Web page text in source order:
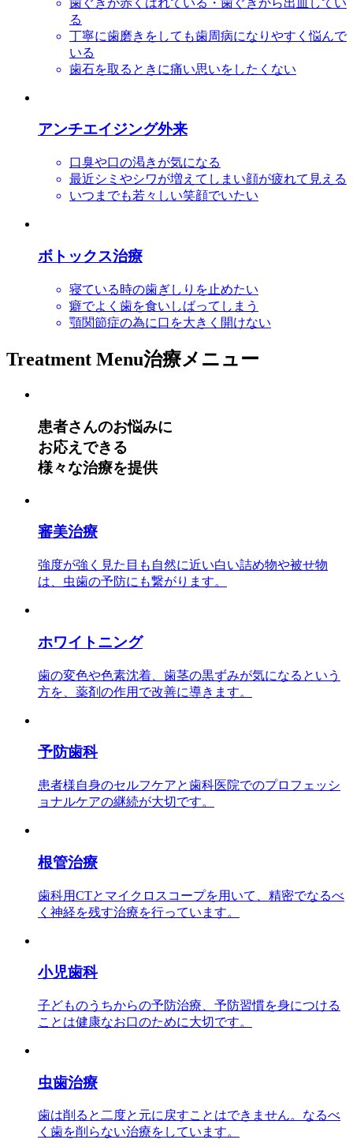
る
丁寧に歯磨きをしても歯周病になりやすく悩んで
いる
歯石を取るときに痛い思いをしたくない
アンチエイジング外来
口臭や口の渇きが気になる
最近シミやシワが増えてしまい顔が疲れて見える
いつまでも若々しい笑顔でいたい
ボトックス治療
寝ている時の歯ぎしりを止めたい
癖でよく歯を食いしばってしまう
顎関節症の為に口を大きく開けない
Treatment Menu治療メニュー
患者さんのお悩みに
お応えできる
様々な治療を提供
審美治療
強度が強く見た目も自然に近い白い詰め物や被せ物
は、虫歯の予防にも繋がります。
ホワイトニング
歯の変色や色素沈着、歯茎の黒ずみが気になるという
方を、薬剤の作用で改善に導きます。
予防歯科
患者様自身のセルフケアと歯科医院でのプロフェッシ
ョナルケアの継続が大切です。
根管治療
歯科用CTとマイクロスコープを用いて、精密でなるべ
く神経を残す治療を行っています。
小児歯科
子どものうちからの予防治療、予防習慣を身につける
ことは健康なお口のために大切です。
虫歯治療
歯は削ると二度と元に戻すことはできません。なるべ
く歯を削らない治療をしています。